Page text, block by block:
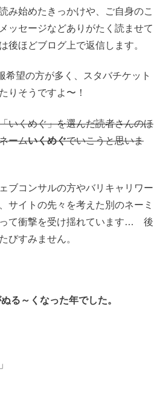
み始めたきっかけや、ご自身のこ
ッセージなどありがたく読ませて
後ほどブログ上で返信します。
希望の方が多く、スタバチケット
りそうですよ〜！
いくめぐ」を選んだ読者さんのほ
ームいくめぐでいこうと思いま
ブコンサルの方やバリキャリワー
サイトの先々を考えた別のネーミ
て衝撃を受け揺れています… 後
すみません。
る～くなった年でした。